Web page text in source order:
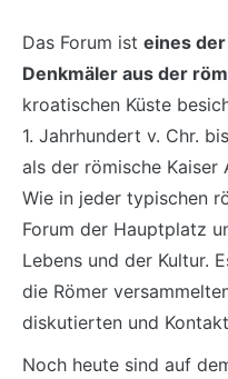
Das Forum ist eines
Denkmäler aus der
kroatischen Küste
1. Jahrhundert v. Chr.
als der römische Kaiser
Wie in jeder typischen
Forum der Hauptplatz
Lebens und der Kultur.
die Römer
diskutierten und
Noch heute sind auf